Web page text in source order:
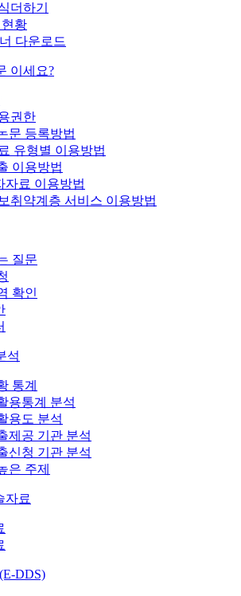
더하기
황
다운로드
이세요?
권한
문 등록방법
유형별 이용방법
이용방법
자료 이용방법
취약계층 서비스 이용방법
질문
확인
석
통계
용통계 분석
용도 분석
제공 기관 분석
신청 기관 분석
은 주제
자료
DDS)